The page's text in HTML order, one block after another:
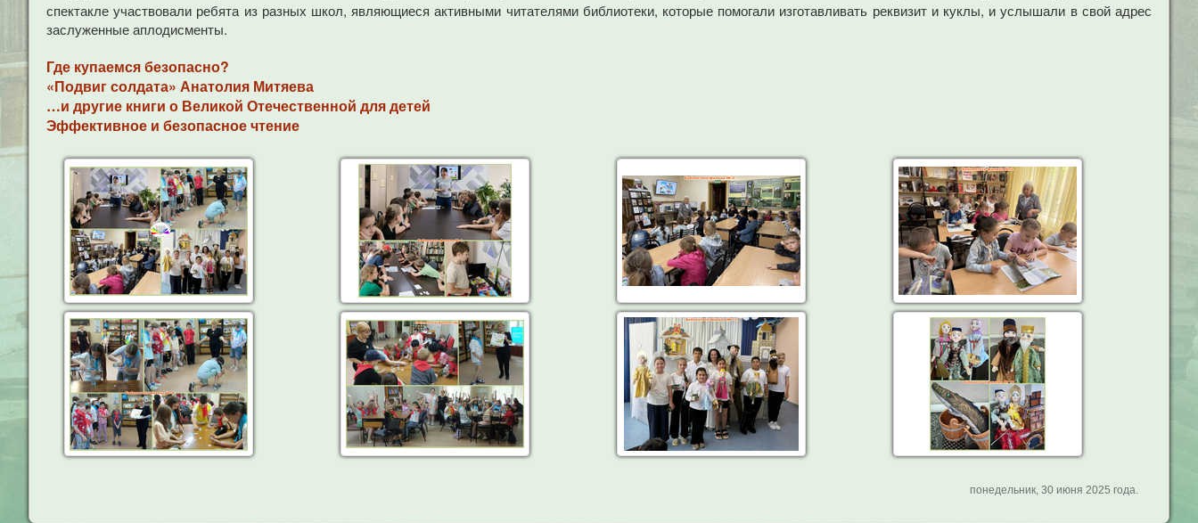
спектакле участвовали ребята из разных школ, являющиеся активными читателями библиотеки, которые помогали изготавливать реквизит и куклы, и услышали в свой адрес
заслуженные аплодисменты.
Где купаемся безопасно?
«Подвиг солдата» Анатолия Митяева
…и другие книги о Великой Отечественной для детей
Эффективное и безопасное чтение
понедельник, 30 июня 2025 года.